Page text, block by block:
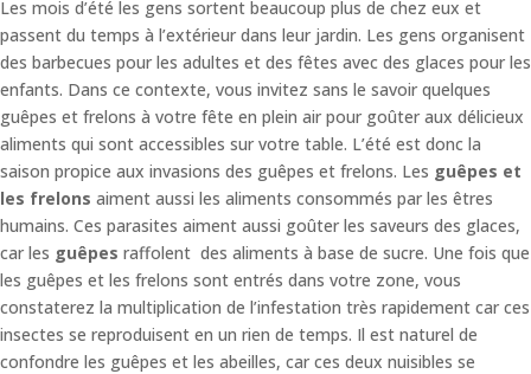
Les mois d’été les gens sortent beaucoup plus de chez eux et
passent du temps à l’extérieur dans leur jardin. Les gens organisent
des barbecues pour les adultes et des fêtes avec des glaces pour les
enfants. Dans ce contexte, vous invitez sans le savoir quelques
guêpes et frelons à votre fête en plein air pour goûter aux délicieux
aliments qui sont accessibles sur votre table. L’été est donc la
saison propice aux invasions des guêpes et frelons. Les guêpes et
les frelons aiment aussi les aliments consommés par les êtres
humains. Ces parasites aiment aussi goûter les saveurs des glaces,
car les guêpes raffolent des aliments à base de sucre. Une fois que
les guêpes et les frelons sont entrés dans votre zone, vous
constaterez la multiplication de l’infestation très rapidement car ces
insectes se reproduisent en un rien de temps. Il est naturel de
confondre les guêpes et les abeilles, car ces deux nuisibles se